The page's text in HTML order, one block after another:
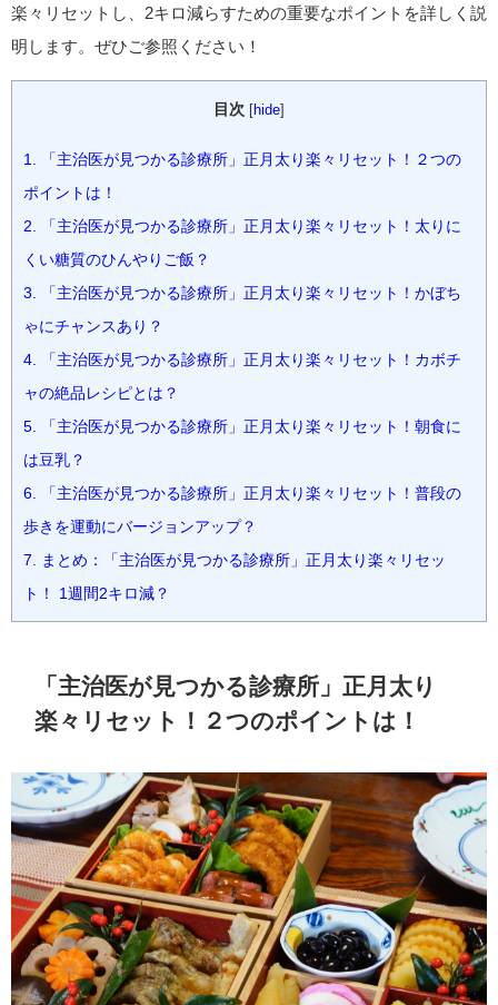
楽々リセットし、2キロ減らすための重要なポイントを詳しく説
明します。ぜひご参照ください！
目次 [hide]
1. 「主治医が見つかる診療所」正月太り楽々リセット！２つの
ポイントは！
2. 「主治医が見つかる診療所」正月太り楽々リセット！太りに
くい糖質のひんやりご飯？
3. 「主治医が見つかる診療所」正月太り楽々リセット！かぼち
ゃにチャンスあり？
4. 「主治医が見つかる診療所」正月太り楽々リセット！カボチ
ャの絶品レシピとは？
5. 「主治医が見つかる診療所」正月太り楽々リセット！朝食に
は豆乳？
6. 「主治医が見つかる診療所」正月太り楽々リセット！普段の
歩きを運動にバージョンアップ？
7. まとめ：「主治医が見つかる診療所」正月太り楽々リセッ
ト！ 1週間2キロ減？
「主治医が見つかる診療所」正月太り
楽々リセット！２つのポイントは！